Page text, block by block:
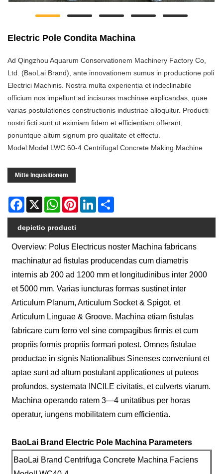
Electric Pole Condita Machina
Ad Qingzhou Aquarum Conservationem Machinery Factory Co,
Ltd. (BaoLai Brand), ante innovationem sumus in productione poli
Electrici Machinis. Nostra multa experientia et indeclinabile
officium nos impellunt ad incisuras machinae explicandas, quae
varias postulationes constructionis industriae alloquitur. Producti
nostri ficti sunt ut eximiam fidem et efficientiam offerant,
ponuntque altum signum pro qualitate et effectu.
Model:Model LWC 60-4 Centrifugal Concrete Making Machine
Mitte Inquisitionem
Facebook
X WhatsAppPinterestLinkedIn
depictio producti
Overview: Polus Electricus noster Machina fabricans
machinatur ad fistulas producendas cum diametris
internis ab 200 ad 1200 mm et longitudinibus inter 2000
et 5000 mm. Varias iuncturas formas sustinet inter
Articulum Planum, Articulum Socket & Spigot, et
Articulum Linguae & Groove. Machina etiam fistulas
fabricare cum ferro vel sine compagibus firmis et cum
propriis formis propriis formari potest. Omnes fistulae
productae in signis Nationalibus Sinenses conveniunt et
aptae sunt ad altum postulant applicationes ut puteos
profundos, systemata INCILE civitatis, et culverts viarum.
Machina operando ratem 3—4 unitatibus per horas
operatur, iungens mobilitatem cum efficientia.
BaoLai Brand Electric Pole Machina Parameters
BaoLai Brand Centrifuga Concrete Machina Faciens